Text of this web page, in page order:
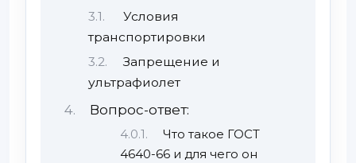
Условия
транспортировки
Запрещение и
ультрафиолет
Вопрос-ответ:
Что такое ГОСТ
4640-66 и для чего он